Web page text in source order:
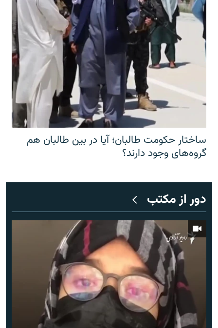
ساختار حکومت طالبان؛ آیا در بین طالبان هم
گروه‌های وجود دارند؟
دور از مکتب